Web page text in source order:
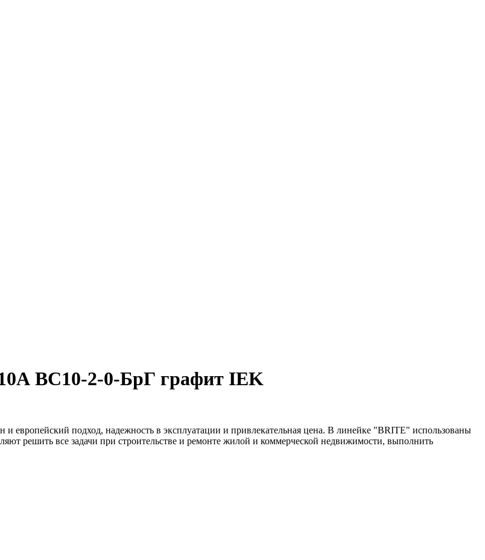
ВС10-2-0-БрГ графит IEK
европейский подход, надежность в эксплуатации и привлекательная цена. В линейке "BRITE" использованы
решить все задачи при строительстве и ремонте жилой и коммерческой недвижимости, выполнить